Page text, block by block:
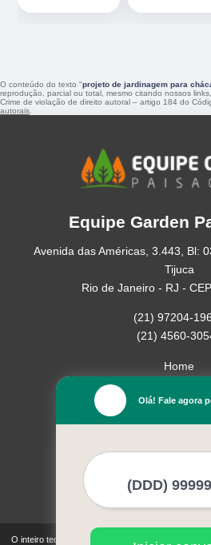
O conteúdo do texto "projeto de jardinagem para
reprodução, parcial ou total, mesmo citando nossos
Crime de violação de direito autoral – artigo 184 do
autorais.
Equipe Garden
Avenida das Américas, 3.443, Bl:
Tijuca
Rio de Janeiro - RJ -
(21) 97204-
(21) 4560-
Home
Missão
O inteiro teor deste site está sujeito à proteção de
Olá! Fale agora